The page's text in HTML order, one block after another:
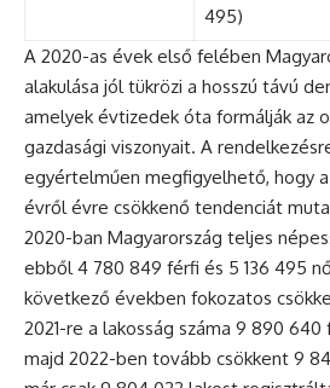
495)
A 2020-as évek első felében
alakulása jól tükrözi a hosszú távú
amelyek évtizedek óta formálják az
gazdasági viszonyait. A
egyértelműen megfigyelhető, hogy
évről évre csökkenő tendenciát
2020-ban Magyarország teljes
ebből 4 780 849 férfi és 5 136 495
következő években fokozatos
2021-re a lakosság száma 9 890
majd 2022-ben tovább csökkent 9